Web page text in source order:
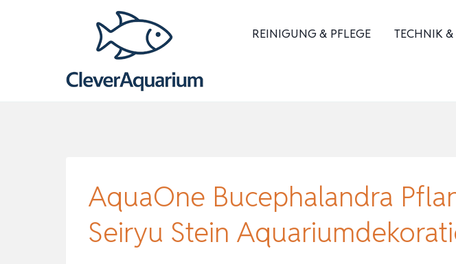
REINIGUNG & PFLEGE TECHNIK
AquaOne Bucephalandra
Seiryu Stein